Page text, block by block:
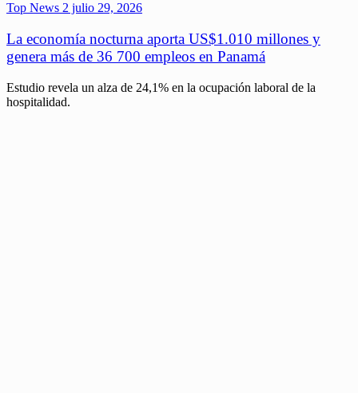
Top News 2 julio 29, 2026
La economía nocturna aporta US$1.010 millones y
genera más de 36 700 empleos en Panamá
Estudio revela un alza de 24,1% en la ocupación laboral de la
hospitalidad.